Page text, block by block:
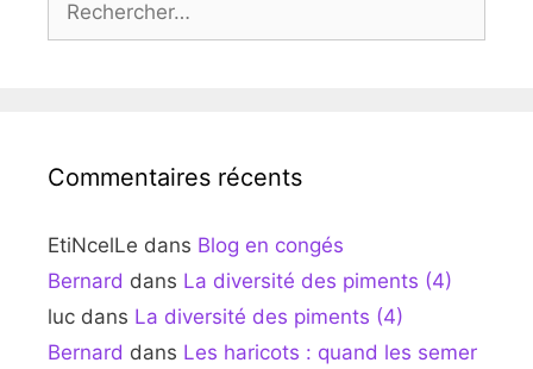
Commentaires récents
EtiNcelLe dans Blog en congés
Bernard dans La diversité des piments (4)
luc dans La diversité des piments (4)
Bernard dans Les haricots : quand les semer